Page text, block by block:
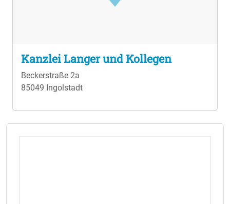
Kanzlei Langer und Kollegen
Beckerstraße 2a
85049 Ingolstadt